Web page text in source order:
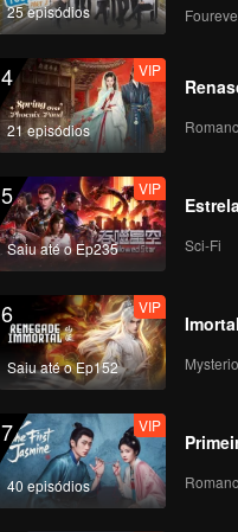
25 episódios
4
21 episódios
VIP
5
Saiu até o Ep235
VIP
Sci-Fi
6
Saiu até o Ep152
VIP
7
40 episódios
VIP